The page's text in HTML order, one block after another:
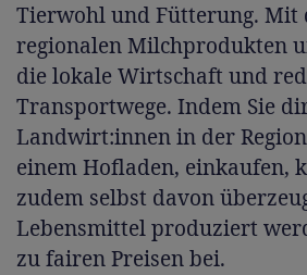
Tierwohl und Fütterung. Mit
regionalen Milchprodukten
die lokale Wirtschaft und
Transportwege. Indem Sie
Landwirt:innen in der
einem Hofladen, einkaufen,
zudem selbst davon
Lebensmittel produziert
zu fairen Preisen bei.